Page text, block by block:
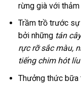
rừng già với
Trầm trồ trước
bởi những tán
rực rỡ sắc màu,
tiếng chim hót
Thưởng thức bữa